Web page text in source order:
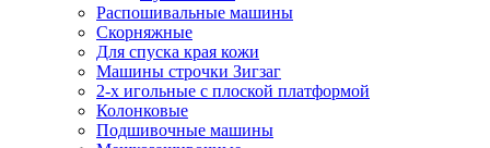
Распошивальные машины
Скорняжные
Для спуска края кожи
Машины строчки Зигзаг
2-х игольные с плоской платформой
Колонковые
Подшивочные машины